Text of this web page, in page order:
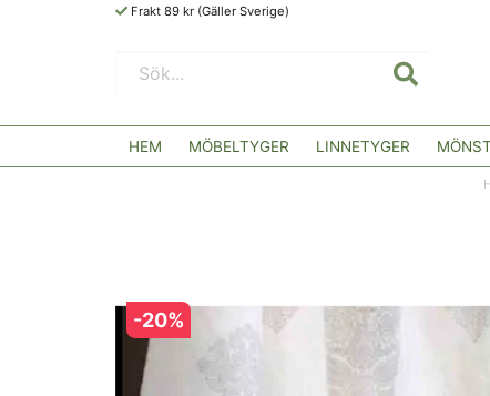
Frakt 89 kr (Gäller Sverige)
HEM MÖBELTYGER LINNETYGER
-20%